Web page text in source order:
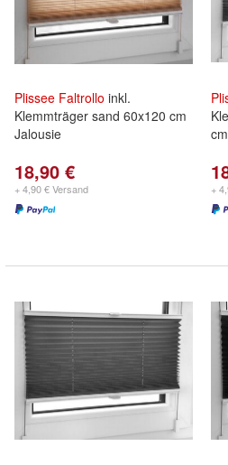
Plissee Faltrollo inkl.
Klemmträger sand 60x120 cm
Jalousie
18,90 €
+ 4,90 € Versand +